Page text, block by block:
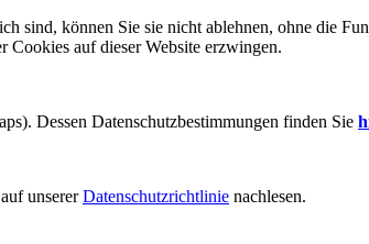
sind, können Sie sie nicht ablehnen, ohne die
Cookies auf dieser Website erzwingen.
Dessen Datenschutzbestimmungen finden Sie
unsererDatenschutzrichtlinie nachlesen.